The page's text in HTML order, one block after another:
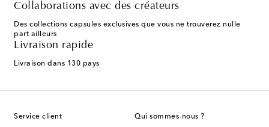
Collaborations avec des créateurs
Des collections capsules exclusives que vous ne trouverez nulle
part ailleurs
Livraison rapide
Livraison dans 130 pays
Service client Qui sommes-nous ?